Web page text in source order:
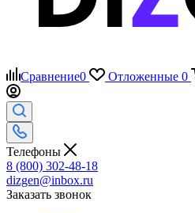
Сравнение0 Отложенные 0
Телефоны
8 (800) 302-48-18
dizgen@inbox.ru
Заказать звонок